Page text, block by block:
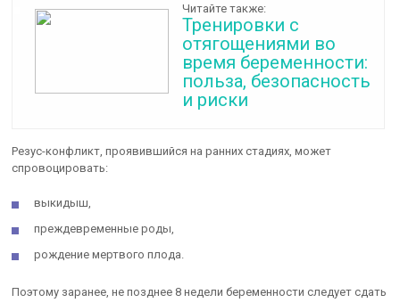
Читайте также:
Тренировки с
отягощениями во
время беременности:
польза, безопасность
и риски
Резус-конфликт, проявившийся на ранних стадиях, может
спровоцировать:
выкидыш,
преждевременные роды,
рождение мертвого плода.
Поэтому заранее, не позднее 8 недели беременности следует сдать